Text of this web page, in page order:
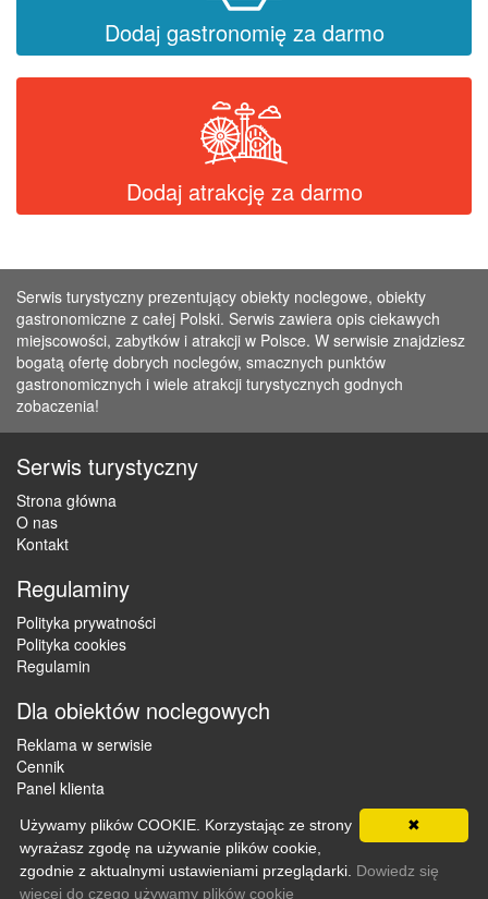
Dodaj gastronomię za darmo
Dodaj atrakcję za darmo
Serwis turystyczny prezentujący obiekty noclegowe, obiekty
gastronomiczne z całej Polski. Serwis zawiera opis ciekawych
miejscowości, zabytków i atrakcji w Polsce. W serwisie znajdziesz
bogatą ofertę dobrych noclegów, smacznych punktów
gastronomicznych i wiele atrakcji turystycznych godnych
zobaczenia!
Serwis turystyczny
Strona główna
O nas
Kontakt
Regulaminy
Polityka prywatności
Polityka cookies
Regulamin
Dla obiektów noclegowych
Reklama w serwisie
Cennik
Panel klienta
Copyright © 2012 - 2026 ZaklepNocleg.pl. Wszystkie prawa
zastrzeżone
✖
Używamy plików COOKIE. Korzystając ze strony
wyrażasz zgodę na używanie plików cookie,
zgodnie z aktualnymi ustawieniami przeglądarki. Dowiedz się
więcej do czego używamy plików cookie